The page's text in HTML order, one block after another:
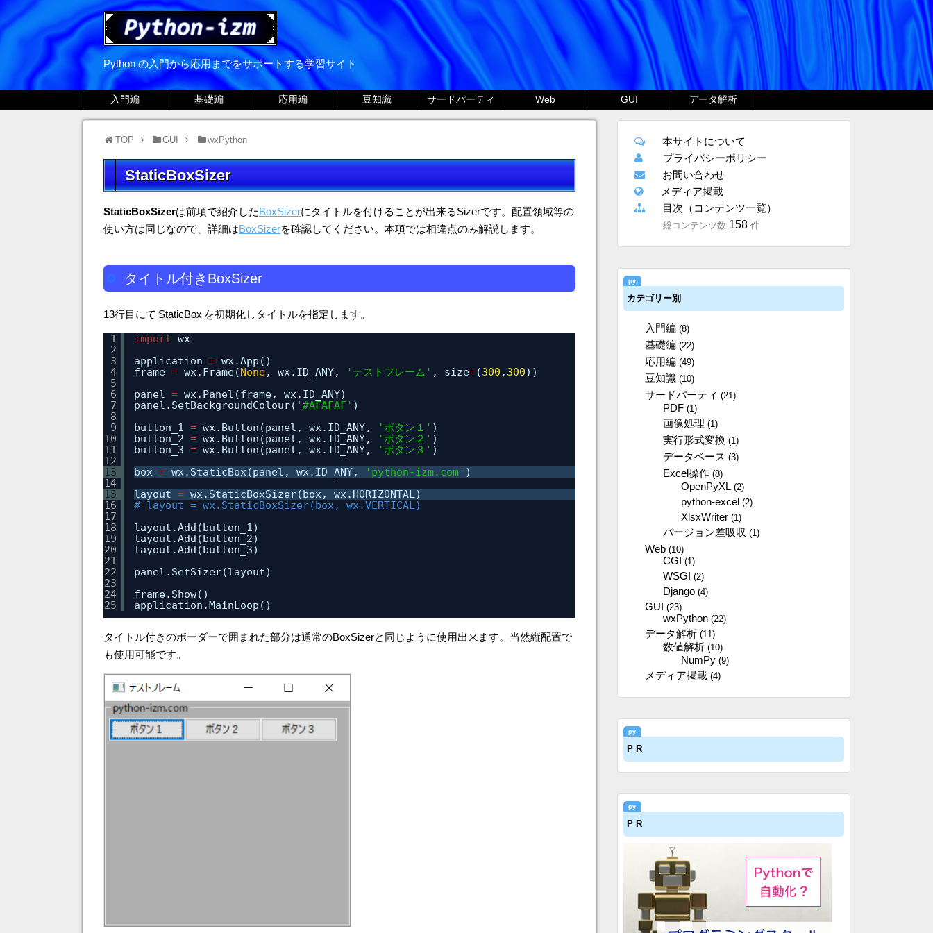
Python の入門から応用までをサポートする学習サイト
入門編 基礎編 応用編 豆知識 サードパーティ Web GUI データ解析
TOP GUI wxPython
StaticBoxSizer
StaticBoxSizerは前項で紹介したBoxSizerにタイトルを付けることが出来るSizerです。配置領域等の
使い方は同じなので、詳細はBoxSizerを確認してください。本項では相違点のみ解説します。
タイトル付きBoxSizer
13行目にて StaticBox を初期化しタイトルを指定します。
1
2
3
4
5
6
7
8
9
10
11
12
13
14
15
16
17
18
19
20
21
22
23
24
25
import wx
application = wx.App()
frame = wx.Frame( None, wx.ID_ANY, 'テストフレーム' , size=(300 , 300))
panel = wx.Panel(frame, wx.ID_ANY)
panel.SetBackgroundColour( '#AFAFAF' )
button_1 = wx.Button(panel, wx.ID_ANY, 'ボタン１' )
button_2 = wx.Button(panel, wx.ID_ANY, 'ボタン２' )
button_3 = wx.Button(panel, wx.ID_ANY, 'ボタン３' )
box = wx.StaticBox(panel, wx.ID_ANY, 'python-izm.com' )
layout = wx.StaticBoxSizer(box, wx.HORIZONTAL)
# layout = wx.StaticBoxSizer(box, wx.VERTICAL)
layout.Add(button_1)
layout.Add(button_2)
layout.Add(button_3)
panel.SetSizer(layout)
frame.Show()
application.MainLoop()
タイトル付きのボーダーで囲まれた部分は通常のBoxSizerと同じように使用出来ます。当然縦配置で
も使用可能です。
本サイトについて
プライバシーポリシー
お問い合わせ
メディア掲載
目次（コンテンツ一覧）
総コンテンツ数 158 件
カテゴリー別
入門編 (8)
基礎編 (22)
応用編 (49)
豆知識 (10)
サードパーティ (21)
PDF (1)
画像処理 (1)
実行形式変換 (1)
データベース (3)
Excel操作 (8)
OpenPyXL (2)
python-excel (2)
XlsxWriter (1)
バージョン差吸収 (1)
Web (10)
CGI (1)
WSGI (2)
Django (4)
GUI (23)
wxPython (22)
データ解析 (11)
数値解析 (10)
NumPy (9)
メディア掲載 (4)
P R
P R